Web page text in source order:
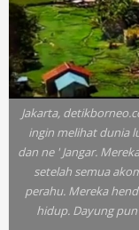
Jakarta,
ingin melihat dunia
dan ne ' Jangar.
setelah semua
perahu. Mereka
hidup. Dayung